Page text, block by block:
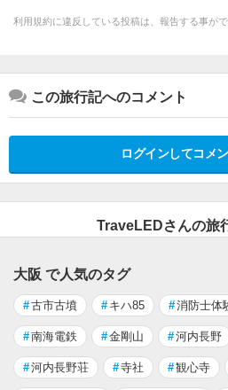
利用規約に違反している投稿は、報告する事がで
この旅行記へのコメント
ログインしてコメ
TraveLEDさんの旅
大阪 で人気のタグ
#古市古墳 # キハ85 #消防士体
#南海電鉄 #金剛山 #河内長野
#河内長野荘 #寺社 #観心寺